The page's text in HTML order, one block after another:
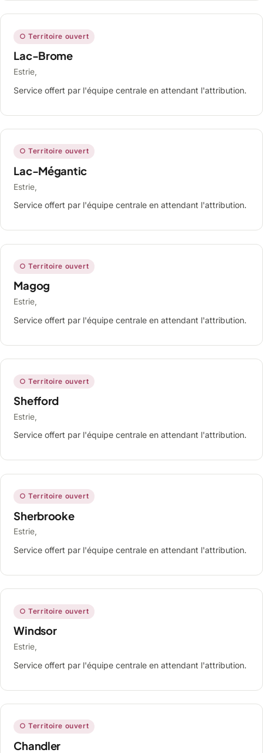
○ Territoire ouvert
Lac-Brome
Estrie,
Service offert par l'équipe centrale en attendant l'attribution.
○ Territoire ouvert
Lac-Mégantic
Estrie,
Service offert par l'équipe centrale en attendant l'attribution.
○ Territoire ouvert
Magog
Estrie,
Service offert par l'équipe centrale en attendant l'attribution.
○ Territoire ouvert
Shefford
Estrie,
Service offert par l'équipe centrale en attendant l'attribution.
○ Territoire ouvert
Sherbrooke
Estrie,
Service offert par l'équipe centrale en attendant l'attribution.
○ Territoire ouvert
Windsor
Estrie,
Service offert par l'équipe centrale en attendant l'attribution.
○ Territoire ouvert
Chandler